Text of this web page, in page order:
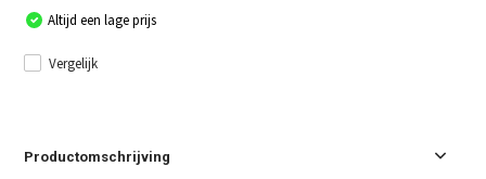
Altijd een lage prijs
Vergelijk
Productomschrijving